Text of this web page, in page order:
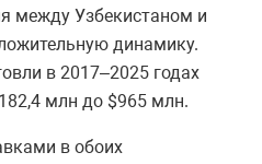
между Узбекистаном и
динамику.
в 2017–2025 годах
млн до $965 млн.
в обоих